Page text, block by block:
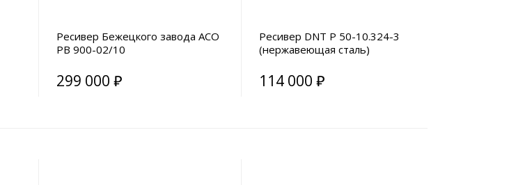
Ресивер Бежецкого завода АСО
РВ 900-02/10
299 000 ₽
Ресивер DNT Р 50-10.324-3
(нержавеющая сталь)
114 000 ₽